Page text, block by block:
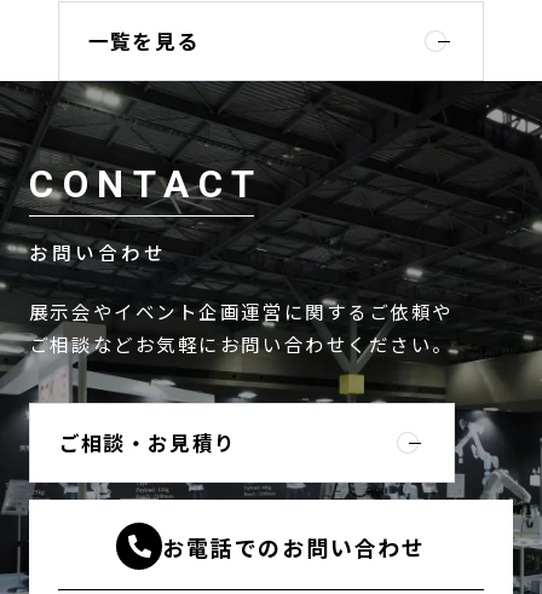
一覧を見る
CONTACT
お問い合わせ
展示会やイベント企画運営に関するご依頼や
ご相談などお気軽にお問い合わせください。
ご相談・お見積り
お電話でのお問い合わせ